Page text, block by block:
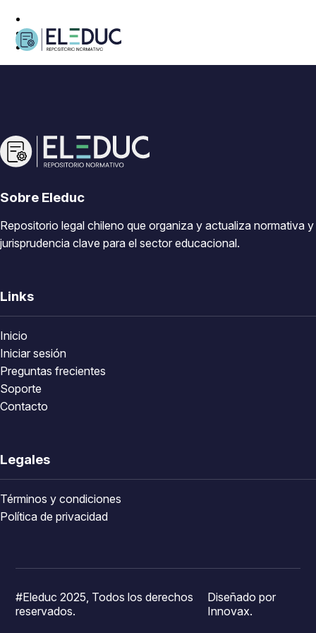
Sobre Eleduc
Repositorio legal chileno que organiza y actualiza normativa y
jurisprudencia clave para el sector educacional.
Links
Inicio
Iniciar sesión
Preguntas frecientes
Soporte
Contacto
Legales
Términos y condiciones
Política de privacidad
#Eleduc 2025, Todos los derechos
reservados.
Diseñado por
Innovax.